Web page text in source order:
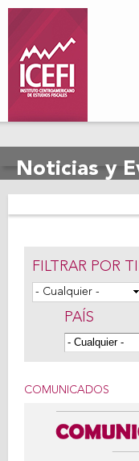
Noticias y
FILTRAR POR
PAÍS
COMUNICADOS